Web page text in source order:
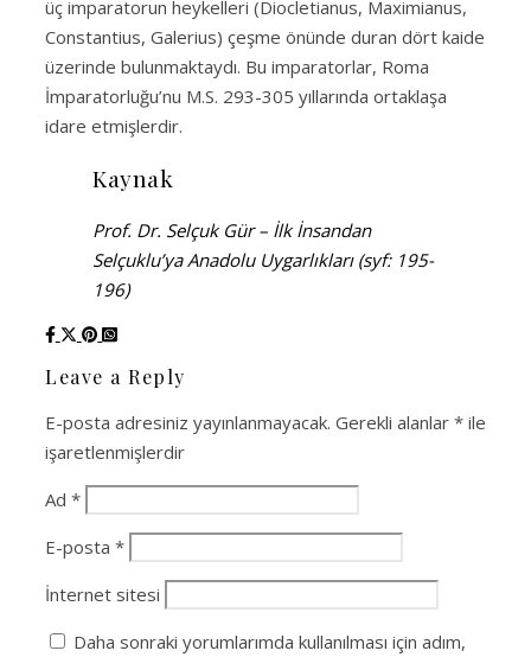
üç imparatorun heykelleri (Diocletianus, Maximianus,
Constantius, Galerius) çeşme önünde duran dört kaide
üzerinde bulunmaktaydı. Bu imparatorlar, Roma
İmparatorluğu’nu M.S. 293-305 yıllarında ortaklaşa
idare etmişlerdir.
Kaynak
Prof. Dr. Selçuk Gür – İlk İnsandan
Selçuklu’ya Anadolu Uygarlıkları (syf: 195-
196)
Leave a Reply
E-posta adresiniz yayınlanmayacak. Gerekli alanlar * ile
işaretlenmişlerdir
Ad *
E-posta *
İnternet sitesi
Daha sonraki yorumlarımda kullanılması için adım,